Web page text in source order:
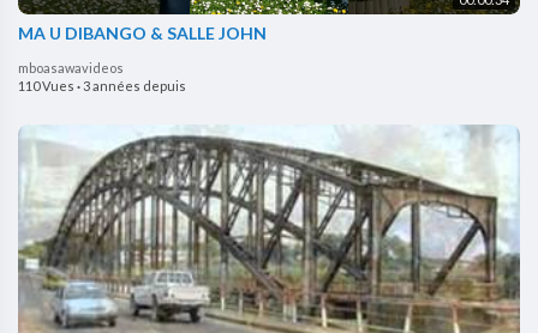
MA U DIBANGO & SALLE JOHN
mboasawavideos
110 Vues ·3 années depuis